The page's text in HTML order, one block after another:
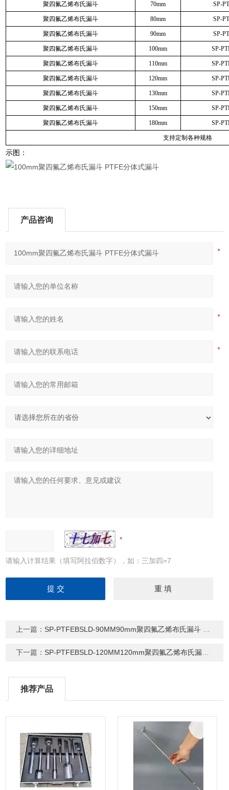
聚四氟乙烯布氏漏斗 70mm SP-
聚四氟乙烯布氏漏斗 80mm SP-
聚四氟乙烯布氏漏斗 90mm SP-
聚四氟乙烯布氏漏斗 100mm SP-
聚四氟乙烯布氏漏斗 110mm SP-
聚四氟乙烯布氏漏斗 120mm SP-
聚四氟乙烯布氏漏斗 130mm SP-
聚四氟乙烯布氏漏斗 150mm SP-
聚四氟乙烯布氏漏斗 180mm SP-
支持定制各种规格
示图：
产品咨询
请输入计算结果（填写阿拉伯数字），如：三加四=7
上一篇： SP-PTFEBSLD-90MM90mm聚四氟乙烯布氏漏斗 PTFE分体式漏斗
下一篇： SP-PTFEBSLD-120MM120mm聚四氟乙烯布氏漏斗 PTFE分体式漏斗
推荐产品